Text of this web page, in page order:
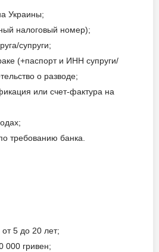
Украины;
налоговый номер);
супруги;
(+паспорт и ИНН супруги/
о разводе;
или счет-фактура на
требованию банка.
5 до 20 лет;
000 гривен;